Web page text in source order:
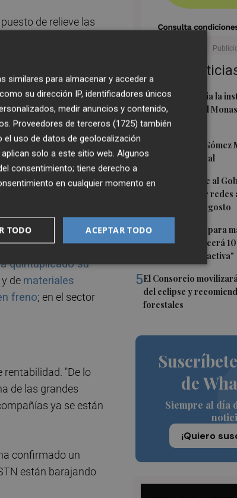
Últimas
1 El PSPV denuncia la
de aluminio en el
declarado BRL
2
Fallece Andrés
de Eurocaja Rural
3 Ceuta señala que al
llamamiento por
masiva el 15 de agosto
4El futuro centro para
Sant Antoni ofrecerá
"programación activa"
5El Consorcio
del eclipse y
forestales
de
Siempre al día
¡Quiero
de relieve las
hace prever que los
moqueta era hasta
castellonenses, al
a la cuenta de
necesidad. "No hay
de costes que
quintuplicado su
de materiales
freno; en el sector
"De lo
de las grandes
ya se están
confirmado un
están barajando
para almacenar y acceder a
su dirección IP, identificadores únicos
medir anuncios y contenido,
Proveedores de terceros (1725) también
uso de datos de geolocalización
solo a este sitio web. Algunos
consentimiento; tiene derecho a
en cualquier momento en
ACEPTAR TODO
TODO